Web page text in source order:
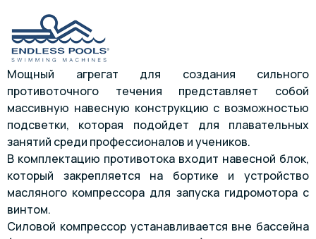
Мощный агрегат для создания сильного
противоточного течения представляет собой
массивную навесную конструкцию с возможностью
подсветки, которая подойдет для плавательных
занятий среди профессионалов и учеников.
В комплектацию противотока входит навесной блок,
который закрепляется на бортике и устройство
масляного компрессора для запуска гидромотора с
винтом.
Силовой компрессор устанавливается вне бассейна